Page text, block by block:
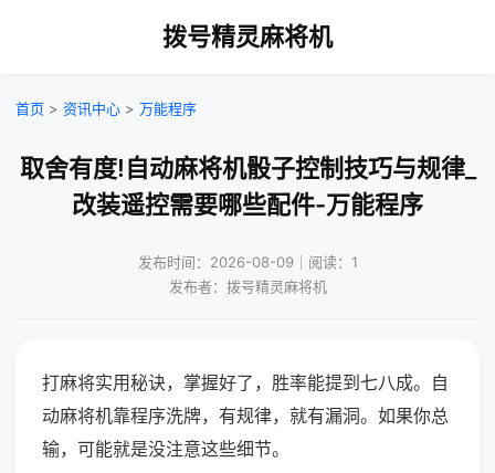
拨号精灵麻将机
首页 > 资讯中心 > 万能程序
取舍有度!自动麻将机骰子控制技巧与规律_
改装遥控需要哪些配件-万能程序
发布时间：2026-08-09｜阅读：1
发布者：拨号精灵麻将机
打麻将实用秘诀，掌握好了，胜率能提到七八成。自
动麻将机靠程序洗牌，有规律，就有漏洞。如果你总
输，可能就是没注意这些细节。